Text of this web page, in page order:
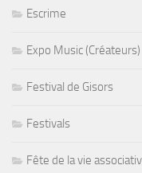
Escrime
Expo Music (Créateurs)
Festival de Gisors
Festivals
Fête de la vie